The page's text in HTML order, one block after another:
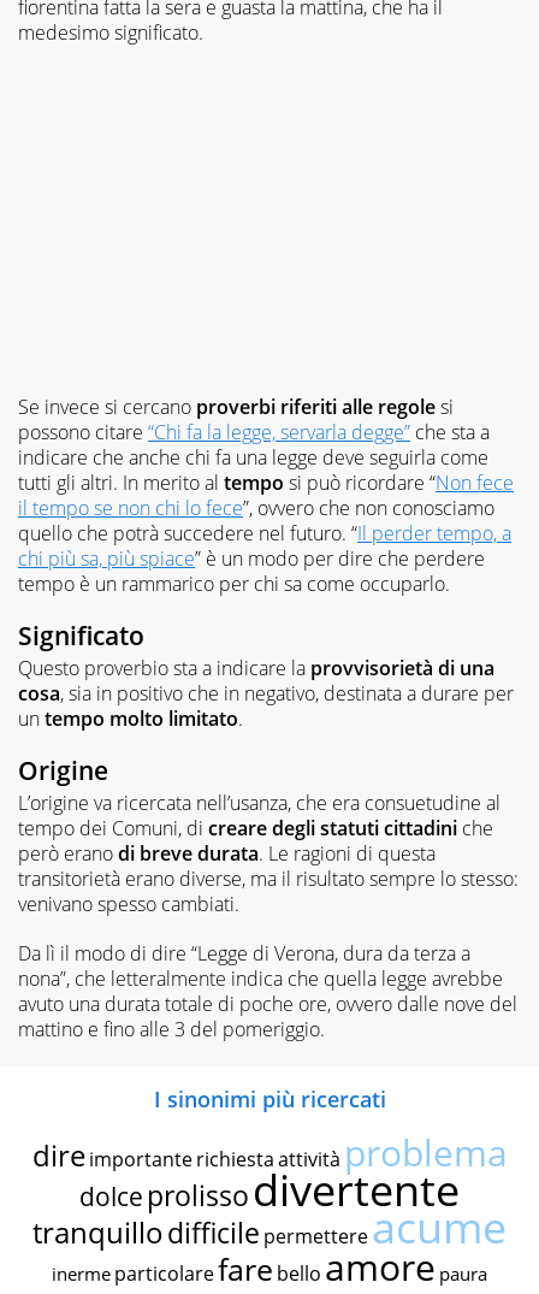
fiorentina fatta la sera e guasta la mattina, che ha il
medesimo significato.
Se invece si cercano proverbi riferiti alle regolesi
possono citare “Chi fa la legge, servarla degge” che sta a
indicare che anche chi fa una legge deve seguirla come
tutti gli altri. In merito al tempo si può ricordare “Non fece
il tempo se non chi lo fece”, ovvero che non conosciamo
quello che potrà succedere nel futuro. “Il perder tempo, a
chi più sa, più spiace” è un modo per dire che perdere
tempo è un rammarico per chi sa come occuparlo.
Significato
Questo proverbio sta a indicare la provvisorietà di una
cosa, sia in positivo che in negativo, destinata a durare per
untempo molto limitato.
Origine
L’origine va ricercata nell’usanza, che era consuetudine al
tempo dei Comuni, di creare degli statuti cittadini che
però eranodi breve durata. Le ragioni di questa
transitorietà erano diverse, ma il risultato sempre lo stesso:
venivano spesso cambiati.
Da lì il modo di dire “Legge di Verona, dura da terza a
nona”, che letteralmente indica che quella legge avrebbe
avuto una durata totale di poche ore, ovvero dalle nove del
mattino e fino alle 3 del pomeriggio.
I sinonimi più ricercati
dire importante richiestaattività problema
dolce prolissodivertente
tranquillodifficile permettereacume
inerme particolarefare bello amore paura